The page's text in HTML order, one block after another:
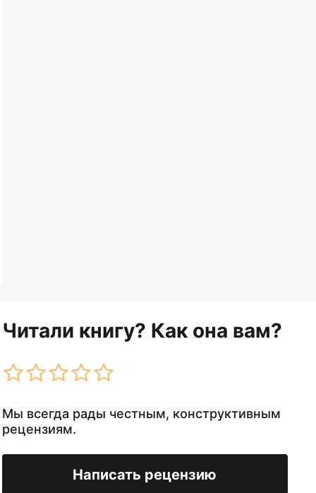
Читали книгу? Как она вам?
Мы всегда рады честным, конструктивным
рецензиям.
Написать рецензию